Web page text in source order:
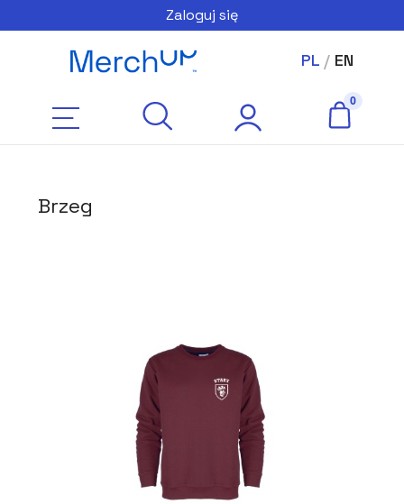
Zaloguj się
PL/ EN
Brzeg